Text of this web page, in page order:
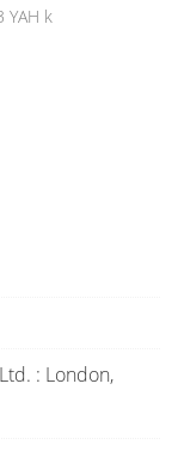
YAH k
: London,